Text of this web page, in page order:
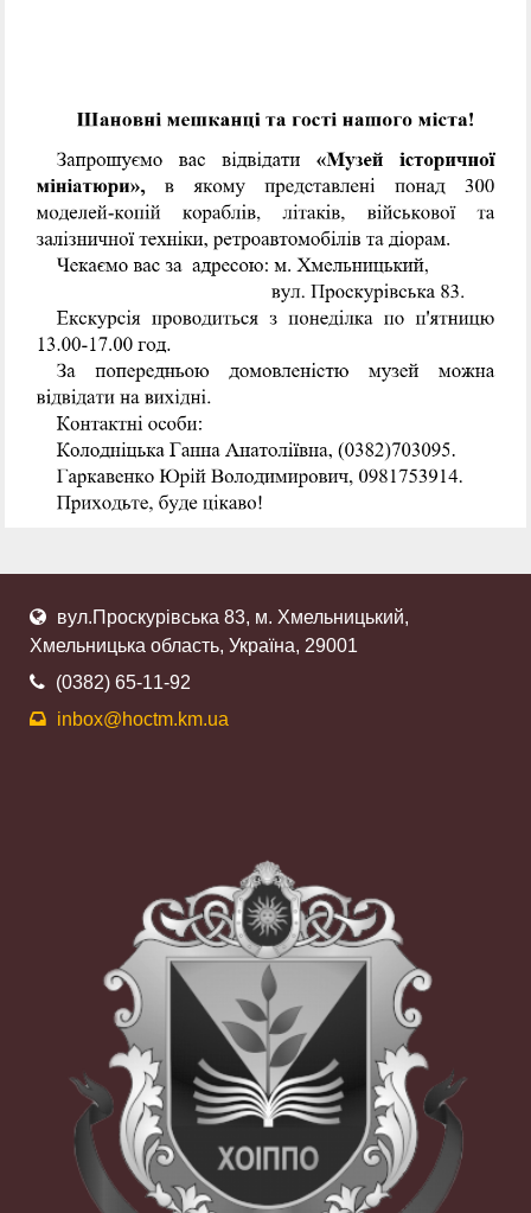
вул.Проскурівська 83, м. Хмельницький,
Хмельницька область, Україна, 29001
(0382) 65-11-92
inbox@hoctm.km.ua